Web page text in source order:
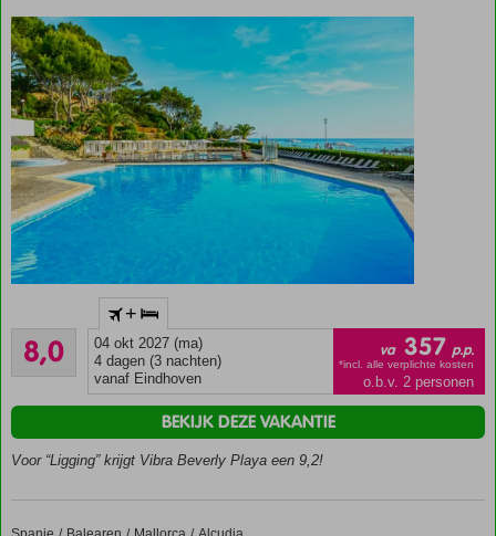
aan
het
In de
badplaats
Geschikte
locatie
8,0
Zeer goed
108
beoordelingen
+
04 okt 2027 (ma)
4 dagen (3 nachten)
vanaf Eindhoven
va 357 p.p.
*incl. alle verplichte kosten
o.b.v. 2 personen
Voor “Ligging” krijgt Vibra Beverly Playa een 9,2!
BEKIJK DEZE VAKANTIE